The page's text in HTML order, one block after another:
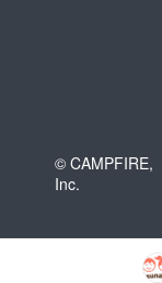
© CAMPFIRE,
Inc.